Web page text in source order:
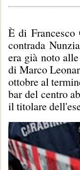
È di Francesco
contrada
era già noto
di Marco
ottobre al
bar del centro
il titolare